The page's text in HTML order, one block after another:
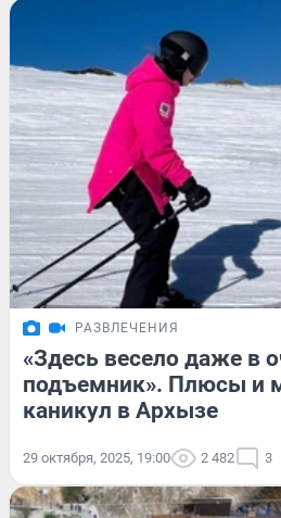
РАЗВЛЕЧЕНИЯ
«Здесь весело даже в
подъемник». Плюсы и
каникул в Архызе
29 октября, 2025, 19:00 2 482 3